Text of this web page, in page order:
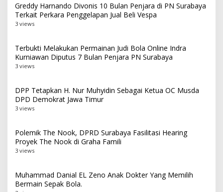
Greddy Harnando Divonis 10 Bulan Penjara di PN Surabaya
Terkait Perkara Penggelapan Jual Beli Vespa
3 views
Terbukti Melakukan Permainan Judi Bola Online Indra
Kurniawan Diputus 7 Bulan Penjara PN Surabaya
3 views
DPP Tetapkan H. Nur Muhyidin Sebagai Ketua OC Musda
DPD Demokrat Jawa Timur
3 views
Polemik The Nook, DPRD Surabaya Fasilitasi Hearing
Proyek The Nook di Graha Famili
3 views
Muhammad Danial EL Zeno Anak Dokter Yang Memilih
Bermain Sepak Bola.